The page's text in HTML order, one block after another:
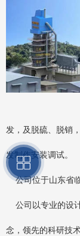
发，及脱硫、脱销
发制作安装调试。
公司位于山东省临
公司以专业的设
念，领先的科研技